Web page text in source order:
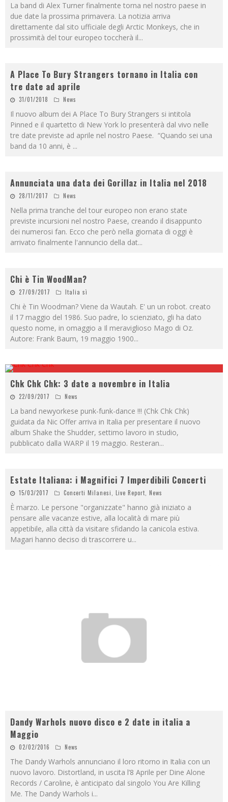
La band di Alex Turner finalmente torna nel nostro paese in
due date la prossima primavera. La notizia arriva
direttamente dal sito ufficiale degli Arctic Monkeys, che in
prossimità del tour europeo toccherà il...
A Place To Bury Strangers tornano in Italia con
tre date ad aprile
31/01/2018 News
Il nuovo album dei A Place To Bury Strangers si intitola
Pinned e il quartetto di New York lo presenterà dal vivo nelle
tre date previste ad aprile nel nostro Paese. “Quando sei una
band da 10 anni, è ...
Annunciata una data dei Gorillaz in Italia nel 2018
28/11/2017 News
Nella prima tranche del tour europeo non erano state
previste incursioni nel nostro Paese, creando il disappunto
dei numerosi fan. Ecco che però nella giornata di oggi è
arrivato finalmente l'annuncio della dat...
Chi è Tin WoodMan?
27/09/2017 Italia sì
Chi è Tin Woodman? Viene da Wautah. E' un un robot. creato
il 17 maggio del 1986. Suo padre, lo scienziato, gli ha dato
questo nome, in omaggio a Il meraviglioso Mago di Oz.
Autore: Frank Baum, 19 maggio 1900...
Chk Chk Chk: 3 date a novembre in Italia
22/09/2017 News
La band newyorkese punk-funk-dance !!! (Chk Chk Chk)
guidata da Nic Offer arriva in Italia per presentare il nuovo
album Shake the Shudder, settimo lavoro in studio,
pubblicato dalla WARP il 19 maggio. Resteran...
Estate Italiana: i Magnifici 7 Imperdibili Concerti
15/03/2017 Concerti Milanesi, Live Report, News
È marzo. Le persone "organizzate" hanno già iniziato a
pensare alle vacanze estive, alla località di mare più
appetibile, alla città da visitare sfidando la canicola estiva.
Magari hanno deciso di trascorrere u...
Dandy Warhols nuovo disco e 2 date in italia a
Maggio
02/02/2016 News
The Dandy Warhols annunciano il loro ritorno in Italia con un
nuovo lavoro. Distortland, in uscita l’8 Aprile per Dine Alone
Records / Caroline, è anticipato dal singolo You Are Killing
Me. The Dandy Warhols i...